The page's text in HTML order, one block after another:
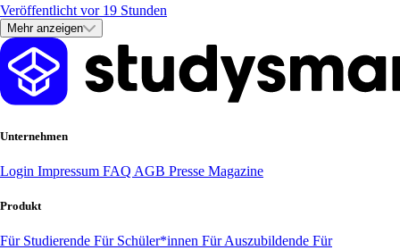
Veröffentlicht vor 19 Stunden
Mehr anzeigen
Unternehmen
Login Impressum FAQ AGB Presse Magazine
Produkt
Für Studierende Für Schüler*innen Für Auszubildende Für